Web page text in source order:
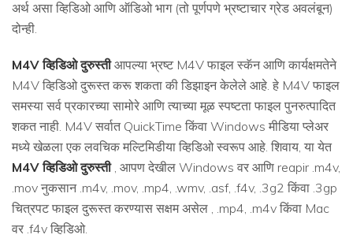
अर्थ असा व्हिडिओ आणि ऑडिओ भाग (तो पूर्णपणे भ्रष्टाचार ग्रेड अवलंबून)
दोन्ही.
M4V व्हिडिओ दुरुस्तीआपल्या भ्रष्ट M4V फाइल स्कॅन आणि कार्यक्षमतेने
M4V व्हिडिओ दुरूस्त करू शकता की डिझाइन केलेले आहे. हे M4V फाइल
समस्या सर्व प्रकारच्या सामोरे आणि त्याच्या मूळ स्पष्टता फाइल पुनरुत्पादित
शकत नाही. M4V सर्वात QuickTime किंवा Windows मीडिया प्लेअर
मध्ये खेळला एक लवचिक मल्टिमिडीया व्हिडिओ स्वरूप आहे. शिवाय, या येत
M4V व्हिडिओ दुरुस्ती, आपण देखील Windows वर आणि reapir .m4v,
.mov नुकसान .m4v, .mov, .mp4, .wmv, .asf, .f4v, .3g2 किंवा .3gp
चित्रपट फाइल दुरूस्त करण्यास सक्षम असेल , .mp4, .m4v किंवा Mac
वर .f4v व्हिडिओ.